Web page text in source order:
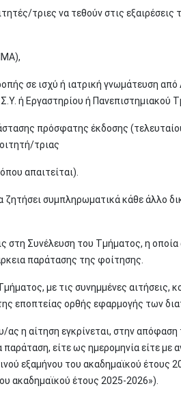
τριες να τεθούν στις
σε ισχύ ή ιατρική γνωμάτευση
ή Εργαστηρίου ή Πανεπιστημιακού
πρόσφατης έκδοσης
τριας
απαιτείται).
συμπληρωματικά κάθε άλλο
στη Συνέλευση του Τμήματος, η
παράτασης της φοίτησης.
με τις συνημμένες αιτήσεις,
εποπτείας ορθής εφαρμογής των
ας η αίτηση εγκρίνεται, στην
είτε ως ημερομηνία είτε με
εξαμήνου του ακαδημαϊκού έτους
ακαδημαϊκού έτους 2025-2026»).